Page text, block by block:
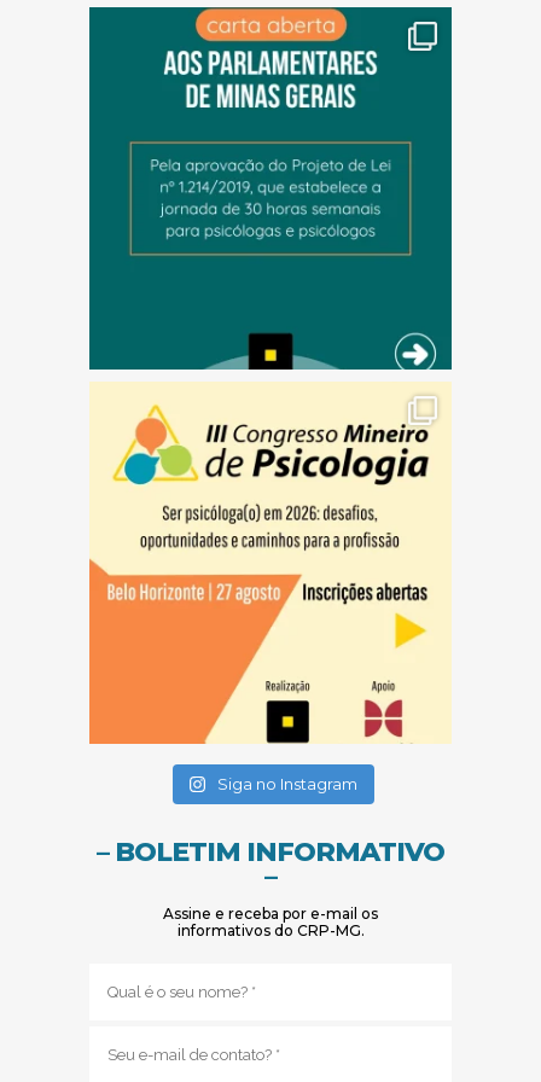
Siga no Instagram
– BOLETIM INFORMATIVO
–
Assine e receba por e-mail os
informativos do CRP-MG.
mail